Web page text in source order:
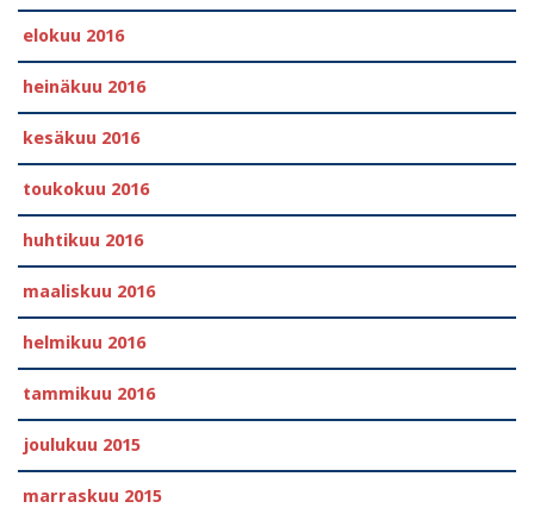
elokuu 2016
heinäkuu 2016
kesäkuu 2016
toukokuu 2016
huhtikuu 2016
maaliskuu 2016
helmikuu 2016
tammikuu 2016
joulukuu 2015
marraskuu 2015